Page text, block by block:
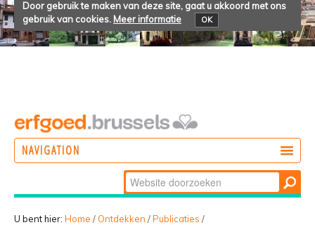
Door gebruik te maken van deze site, gaat u akkoord met ons
gebruik van cookies. Meer informatie OK
NAVIGATION
Zoek
Geavanceerd
zoeken...
U bent hier: Home / Ontdekken /Publicaties /